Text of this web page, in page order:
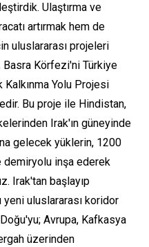
Ulaştırma ve
artırmak hem de
uluslararası projeleri
Basra Körfezi'ni Türkiye
Yolu Projesi
Bu proje ile Hindistan,
Irak'ın güneyinde
gelecek yüklerin, 1200
inşa ederek
Irak'tan başlayıp
uluslararası koridor
Avrupa, Kafkasya
üzerinden